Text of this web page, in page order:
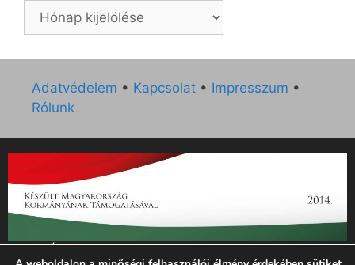
Archívum
Adatvédelem • Kapcsolat • Impresszum •
Rólunk
„Az Új Ember katolikus hetilap 2014. évi működésének